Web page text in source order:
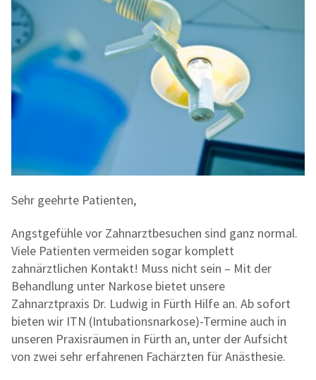
Sehr geehrte Patienten,
Angstgefühle vor Zahnarztbesuchen sind ganz normal.
Viele Patienten vermeiden sogar komplett
zahnärztlichen Kontakt! Muss nicht sein – Mit der
Behandlung unter Narkose bietet unsere
Zahnarztpraxis Dr. Ludwig in Fürth Hilfe an. Ab sofort
bieten wir ITN (Intubationsnarkose)-Termine auch in
unseren Praxisräumen in Fürth an, unter der Aufsicht
von zwei sehr erfahrenen Fachärzten für Anästhesie.